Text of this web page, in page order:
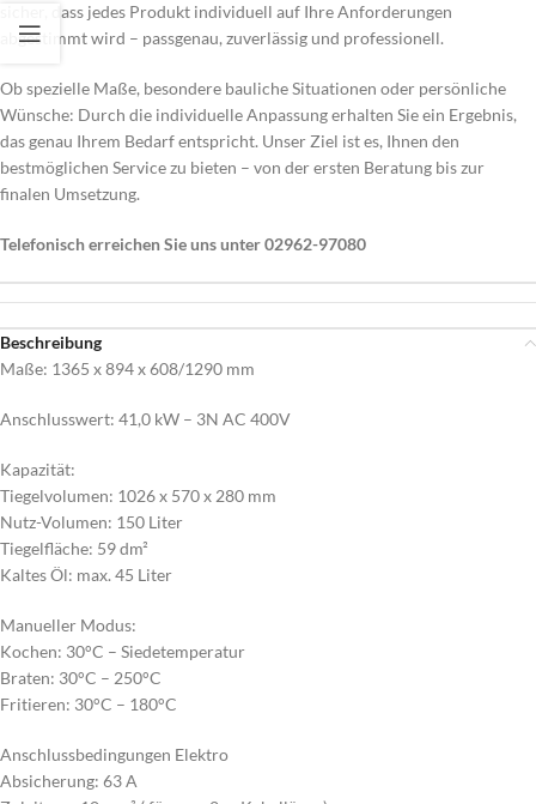
sicher, dass jedes Produkt individuell auf Ihre Anforderungen
abgestimmt wird – passgenau, zuverlässig und professionell.
Ob spezielle Maße, besondere bauliche Situationen oder persönliche
Wünsche: Durch die individuelle Anpassung erhalten Sie ein Ergebnis,
das genau Ihrem Bedarf entspricht. Unser Ziel ist es, Ihnen den
bestmöglichen Service zu bieten – von der ersten Beratung bis zur
finalen Umsetzung.
Telefonisch erreichen Sie uns unter 02962-97080
Beschreibung
Maße: 1365 x 894 x 608/1290 mm
Anschlusswert: 41,0 kW – 3N AC 400V
Kapazität:
Tiegelvolumen: 1026 x 570 x 280 mm
Nutz-Volumen: 150 Liter
Tiegelfläche: 59 dm²
Kaltes Öl: max. 45 Liter
Manueller Modus:
Kochen: 30°C – Siedetemperatur
Braten: 30°C – 250°C
Fritieren: 30°C – 180°C
Anschlussbedingungen Elektro
Absicherung: 63 A